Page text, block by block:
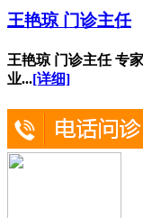
王艳琼 门诊主任
王艳琼 门诊主任 专
业...[详细]